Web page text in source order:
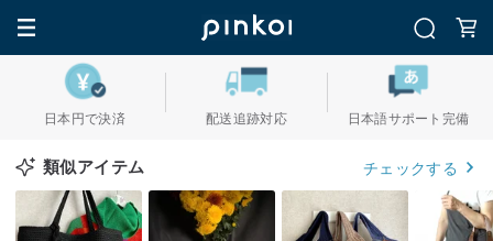
日本円で決済 配送追跡対応 日本語サポート完備
類似アイテム チェックする